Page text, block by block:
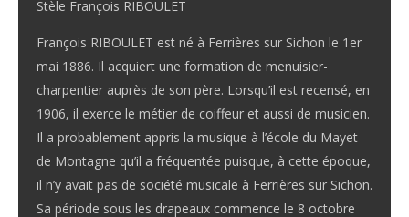
Stèle François RIBOULET
François RIBOULET est né à Ferrières sur Sichon le 1er
mai 1886. Il acquiert une formation de menuisier-
charpentier auprès de son père. Lorsqu’il est recensé, en
1906, il exerce le métier de coiffeur et aussi de musicien.
Il a probablement appris la musique à l’école du Mayet
de Montagne qu’il a fréquentée puisque, à cette époque,
il n’y avait pas de société musicale à Ferrières sur Sichon.
Sa période sous les drapeaux commence le 8 octobre